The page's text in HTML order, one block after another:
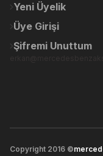
Bu ürüne benzer
Yeni Üyelik
Üye Girişi
Şifremi Unuttum
Copyright 2016 ©